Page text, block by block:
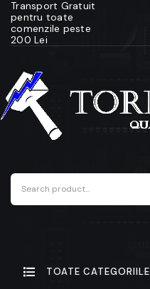
Transport Gratuit
pentru toate
comenzile peste
200 Lei
TOATE CATEGORIILE